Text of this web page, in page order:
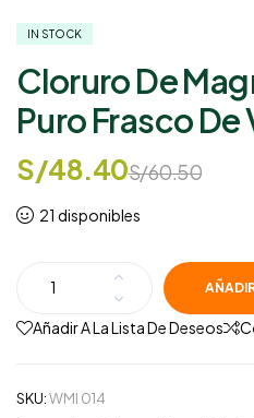
IN STOCK
Cloruro De
Puro Frasco
S/60.50
S/48.40
21 disponibles
Añadir A La Lista De Deseos
SKU:WMI 014